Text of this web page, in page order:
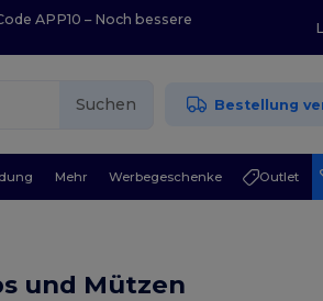
APP10 – Noch bessere
Suchen Bestellung
Mehr Werbegeschenke Outlet
und Mützen